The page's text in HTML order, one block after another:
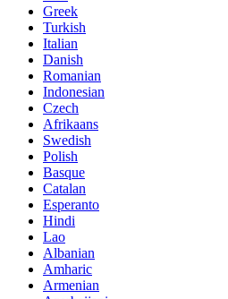
Greek
Turkish
Italian
Danish
Romanian
Indonesian
Czech
Afrikaans
Swedish
Polish
Basque
Catalan
Esperanto
Hindi
Lao
Albanian
Amharic
Armenian